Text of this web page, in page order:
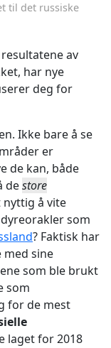
til det russiske
av
har nye
deg for
Ikke bare å se
er
de kan, både
destore
nyttig å vite
som
? Faktisk har
sine
som ble brukt
som
for de mest
laget for 2018